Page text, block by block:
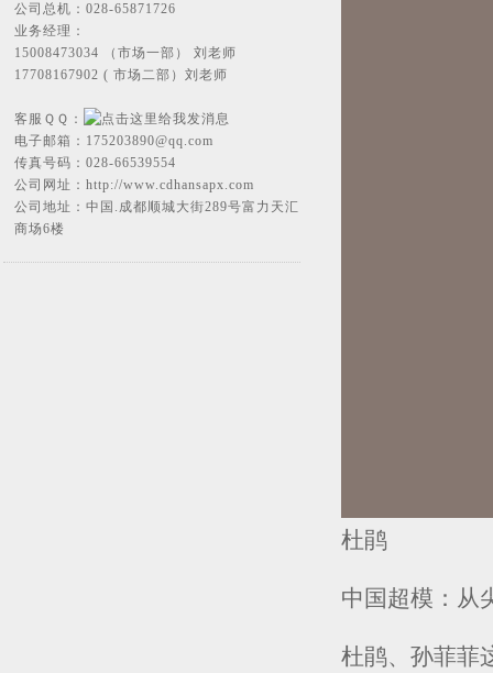
公司总机：028-65871726
业务经理：
15008473034 （市场一部） 刘老师
17708167902 ( 市场二部）刘老师
客服ＱＱ：
电子邮箱： 175203890@qq.com
传真号码：028-66539554
公司网址： http://www.cdhansapx.com
公司地址：中国.成都顺城大街289号富力天汇
商场6楼
杜鹃
中国超模：从
杜鹃、孙菲菲